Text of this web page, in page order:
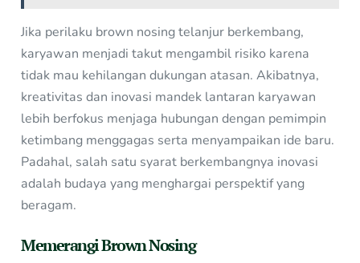
Jika perilaku brown nosing telanjur berkembang,
karyawan menjadi takut mengambil risiko karena
tidak mau kehilangan dukungan atasan. Akibatnya,
kreativitas dan inovasi mandek lantaran karyawan
lebih berfokus menjaga hubungan dengan pemimpin
ketimbang menggagas serta menyampaikan ide baru.
Padahal, salah satu syarat berkembangnya inovasi
adalah budaya yang menghargai perspektif yang
beragam.
Memerangi Brown Nosing